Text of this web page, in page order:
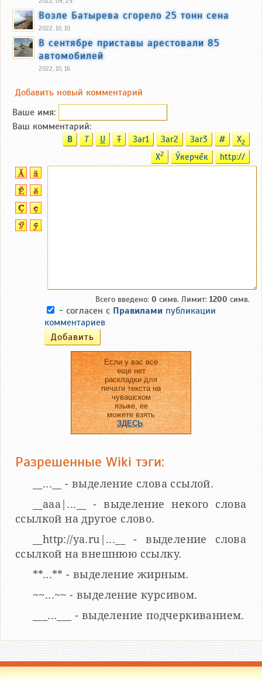
Возле Батырева сгорело 25 тонн сена
2022, 10, 10
В сентябре приставы арестовали 85
автомобилей
2022, 10, 16
Добавить новый комментарий
Ваше имя:
Ваш комментарий:
B T U T Заг1 Заг2 Заг3 # X2
X2 Ӳкерчĕк http://
Всего введено: 0 симв. Лимит: 1200 симв.
- согласен с Правилами публикации
комментариев
Если у вас все
еще нет
раскладки для
печати текста на
чувашском
языке, ее
можете взять
ЗДЕСЬ.
Разрешенные Wiki тэги:
__...__ - выделение слова ссылой.
__aaa|...__ - выделение некого слова
ссылкой на другое слово.
__http://ya.ru|...__ - выделение слова
ссылкой на внешнюю ссылку.
**...** - выделение жирным.
~~...~~ - выделение курсивом.
___...___ - выделение подчеркиванием.